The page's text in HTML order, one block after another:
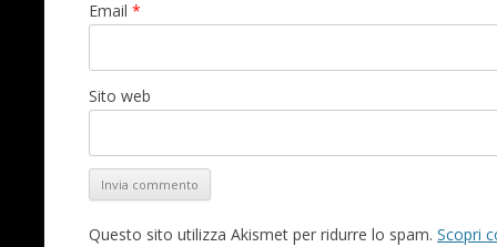
Email *
Sito web
Questo sito utilizza Akismet per ridurre lo spam. Scopri